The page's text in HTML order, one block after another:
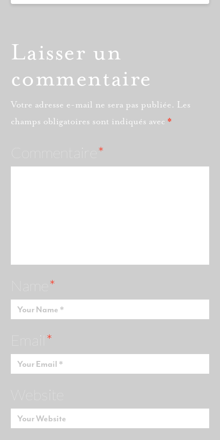
Laisser un
commentaire
Votre adresse e-mail ne sera pas publiée. Les
champs obligatoires sont indiqués avec*
Commentaire*
Name*
Email*
Website